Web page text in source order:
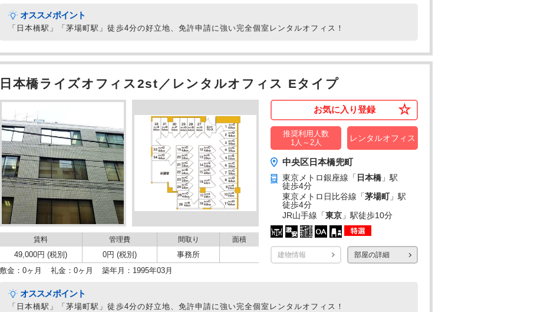
オススメポイント
「日本橋駅」「茅場町駅」徒歩4分の好立地、免許申請に強い完全個室レンタルオフィス！
日本橋ライズオフィス2st／レンタルオフィス Eタイプ
賃料 管理費 間取り 面積
49,000円 (税別) 0円 (税別)
事務所
敷金：0ヶ月
礼金：0ヶ月 築年月：1995年03月
お気に入り登録
推奨利用人数
1人～2人
レンタルオフィス
中央区日本橋兜町
東京メトロ銀座線「 日本橋 」駅
徒歩4分
東京メトロ日比谷線「茅場町」駅
徒歩4分
JR山手線「東京 」駅徒歩10分
建物情報 部屋の詳細
オススメポイント
「日本橋駅」「茅場町駅」徒歩4分の好立地、免許申請に強い完全個室レンタルオフィス！